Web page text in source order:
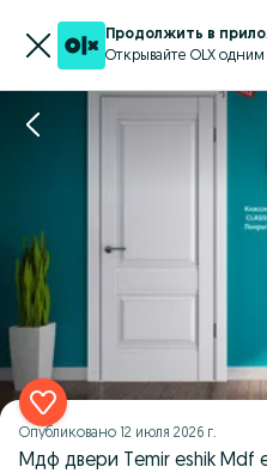
Продолжить в
Открывайте OLX
Опубликовано 12 июля 2026 г.
Мдф двери Temir eshik Mdf